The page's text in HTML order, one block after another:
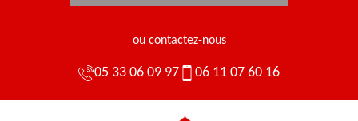
ou contactez-nous
05 33 06 09 97 06 11 07 60 16